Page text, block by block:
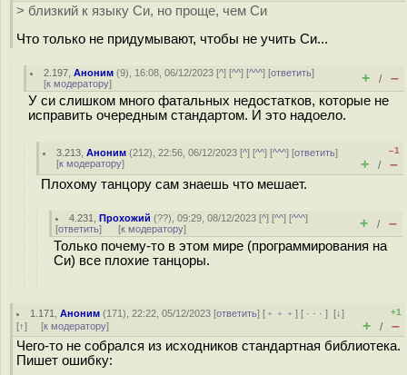
> близкий к языку Си, но проще, чем Си
Что только не придумывают, чтобы не учить Си...
2.197 ,Аноним (9), 16:08, 06/12/2023 [^] [^^] [^^^] [ответить]
[к модератору] + / –
У си слишком много фатальных недостатков, которые не
исправить очередным стандартом. И это надоело.
3.213 ,Аноним (212), 22:56, 06/12/2023 [^] [^^] [^^^] [ответить]
[к модератору]
–1
+ / –
Плохому танцору сам знаешь что мешает.
4.231 ,Прохожий (??), 09:29, 08/12/2023 [^] [^^] [^^^]
[ответить] [к модератору] + / –
Только почему-то в этом мире (программирования на
Си) все плохие танцоры.
1.171 ,Аноним (171), 22:22, 05/12/2023 [ответить] [ ﹢﹢﹢] [ · · ·][↓]
[↑] [к модератору]
+1
+ / –
Чего-то не собрался из исходников стандартная библиотека.
Пишет ошибку: